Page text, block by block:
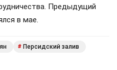
Предыдущий
в мае.
# Персидский залив